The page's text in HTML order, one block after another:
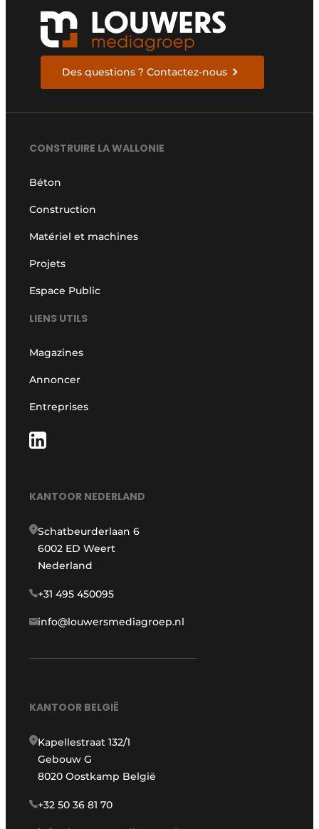
Des questions ? Contactez-nous
CONSTRUIRE LA WALLONIE
Béton
Construction
Matériel et machines
Projets
Espace Public
LIENS UTILS
Magazines
Annoncer
Entreprises
KANTOOR NEDERLAND
Schatbeurderlaan 6
6002 ED Weert
Nederland
+31 495 450095
info@louwersmediagroep.nl
KANTOOR BELGIË
Kapellestraat 132/1
Gebouw G
8020 Oostkamp België
+32 50 36 81 70